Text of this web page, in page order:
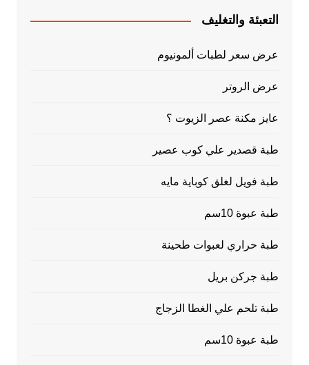
التعبئة والتغليف
عرض سعر لطبات ألمونيوم
عرض الروتر
عايز مكنة عصر الزيوت ؟
طبة قصدير علي كوب عصير
طبة فويل لغلق كوباية مايه
طبة عبوة 10سم
طبة حراري لعبوات طحينة
طبة جركن بريل
طبة تلحم علي الغطا الزجاج
طبة عبوة 10سم